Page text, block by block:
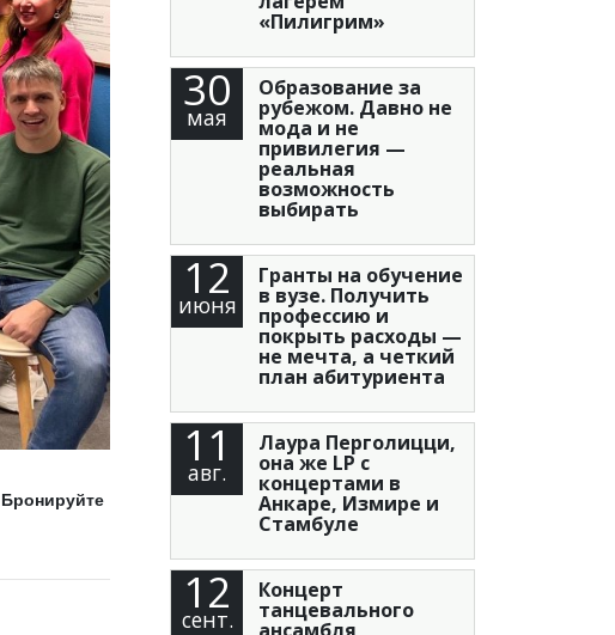
«Пилигрим»
30
мая
Образование за
рубежом. Давно не
мода и не
привилегия —
реальная
возможность
выбирать
12
июня
Гранты на обучение
в вузе. Получить
профессию и
покрыть расходы —
не мечта, а четкий
план абитуриента
11
авг.
Лаура Перголицци,
она же LP с
концертами в
Анкаре, Измире и
Стамбуле
12
сент.
Концерт
танцевального
ансамбля